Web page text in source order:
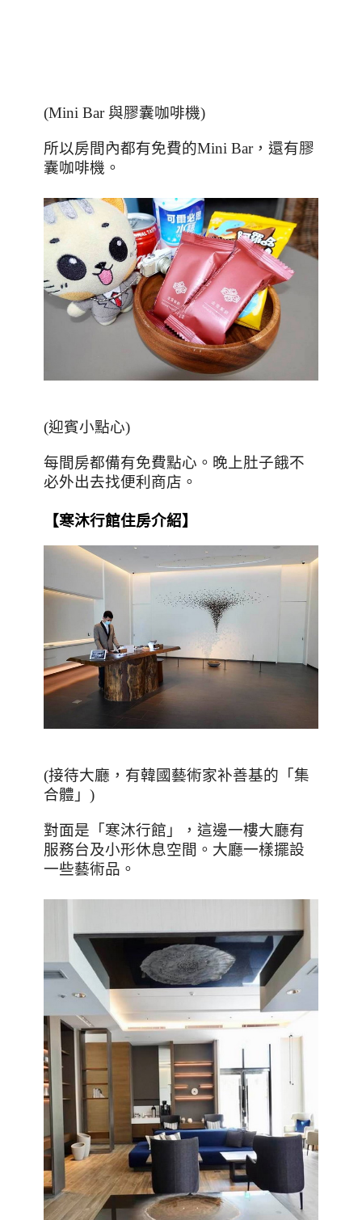
(Mini Bar與膠囊咖啡機)
所以房間內都有免費的Mini Bar，還有膠
囊咖啡機。
(迎賓小點心)
每間房都備有免費點心。晚上肚子餓不
必外出去找便利商店。
【寒沐行館住房介紹】
(接待大廳，有韓國藝術家补善基的「集
合體」 )
對面是「寒沐行館」，這邊一樓大廳有
服務台及小形休息空間。大廳一樣擺設
一些藝術品。